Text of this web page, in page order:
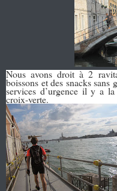
Nous avons droit à 2
boissons et des snacks sans
services d’urgence il y a
croix-verte.